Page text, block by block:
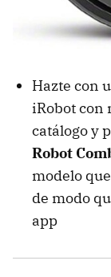
Hazte con
iRobot con
catálogo y
Robot
modelo
de modo
app